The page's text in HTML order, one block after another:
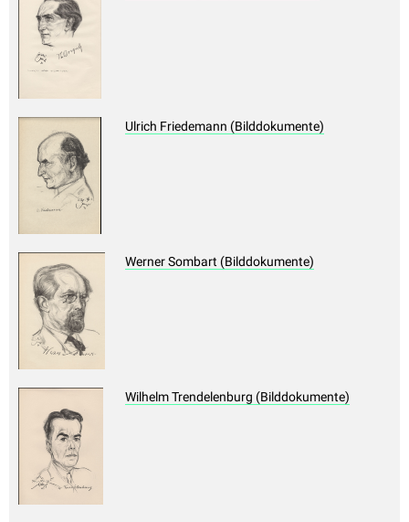
Ulrich Friedemann (Bilddokumente)
Werner Sombart (Bilddokumente)
Wilhelm Trendelenburg (Bilddokumente)